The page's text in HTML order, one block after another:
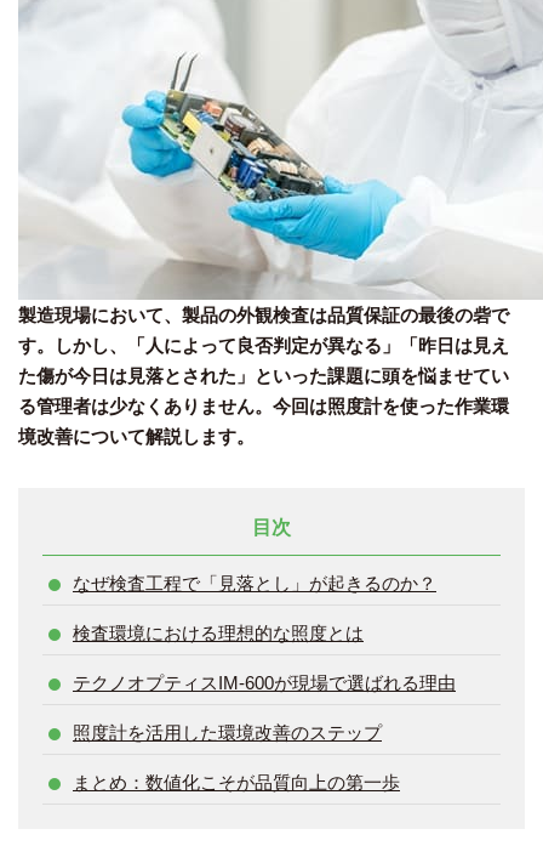
製造現場において、製品の外観検査は品質保証の最後の砦で
す。しかし、「人によって良否判定が異なる」「昨日は見え
た傷が今日は見落とされた」といった課題に頭を悩ませてい
る管理者は少なくありません。今回は照度計を使った作業環
境改善について解説します。
目次
なぜ検査工程で「見落とし」が起きるのか？
検査環境における理想的な照度とは
テクノオプティスIM-600が現場で選ばれる理由
照度計を活用した環境改善のステップ
まとめ：数値化こそが品質向上の第一歩